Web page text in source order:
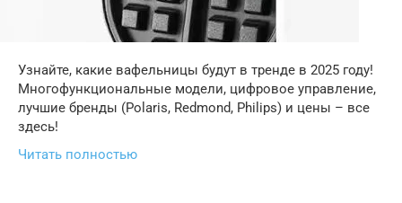
Узнайте, какие вафельницы будут в тренде в 2025 году!
Многофункциональные модели, цифровое управление,
лучшие бренды (Polaris, Redmond, Philips) и цены – все
здесь!
Читать полностью